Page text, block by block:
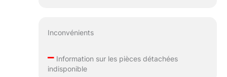
Inconvénients
–Information sur les pièces détachées
indisponible